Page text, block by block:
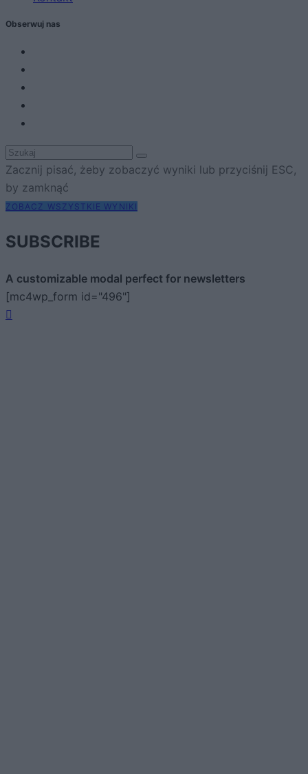
Obserwuj nas
Zacznij pisać, żeby zobaczyć wyniki lub przyciśnij ESC,
by zamknąć
ZOBACZ WSZYSTKIE WYNIKI
SUBSCRIBE
A customizable modal perfect for newsletters
[mc4wp_form id="496"]